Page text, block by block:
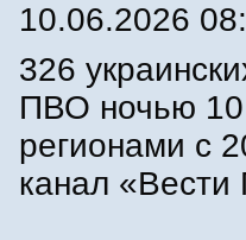
10.06.2026
326
ПВО ночью 10
регионами с
канал «Вести